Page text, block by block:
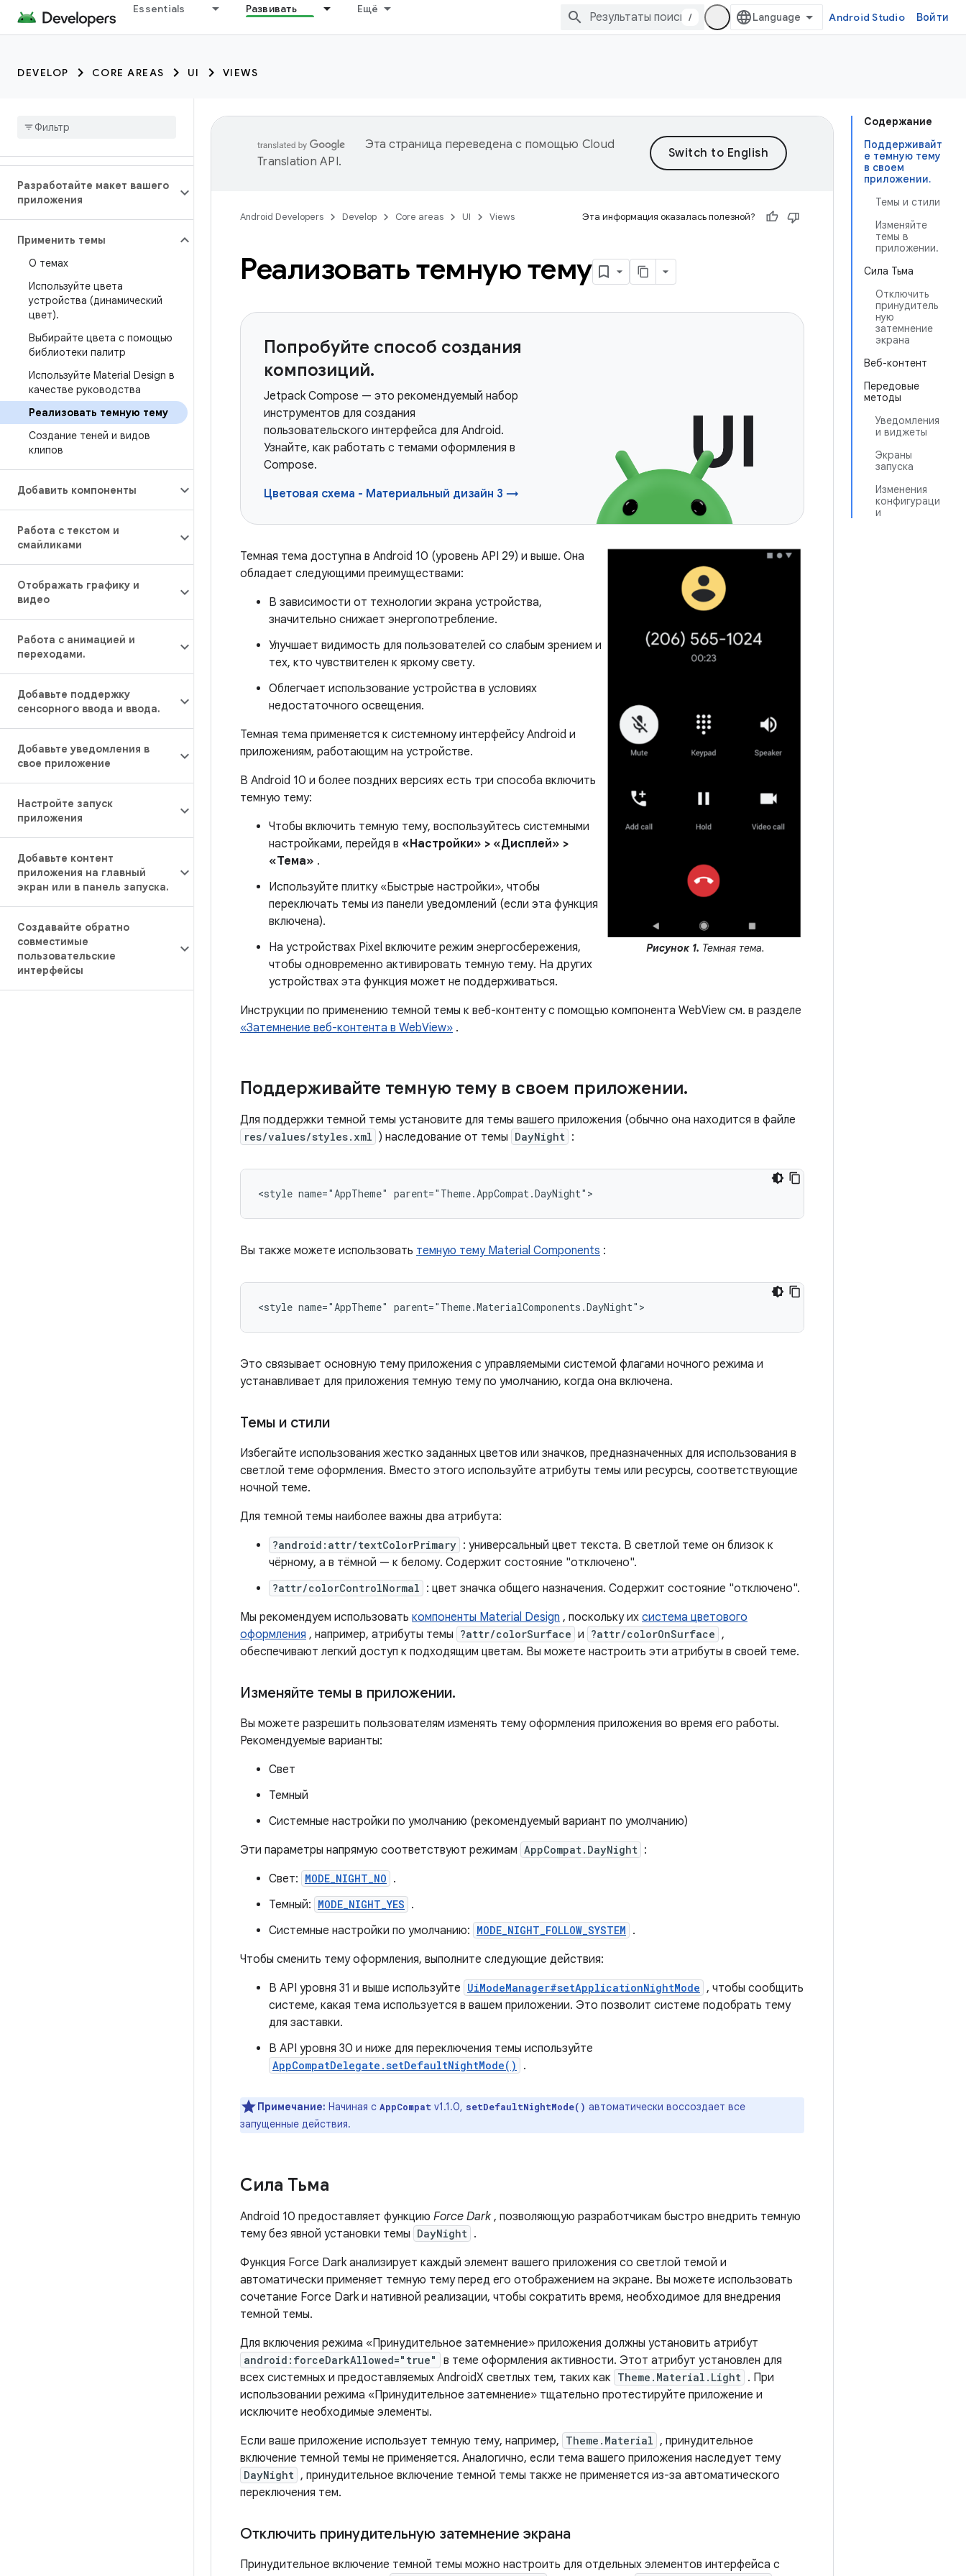
Essentials Развивать Ещё
/ Android Studio Войти
DEVELOP CORE AREAS UI VIEWS
Разработайте макет вашего
приложения
Применить темы
О темах
Используйте цвета
устройства (динамический
цвет).
Выбирайте цвета с помощью
библиотеки палитр
Используйте Material Design в
качестве руководства
Реализовать темную тему
Создание теней и видов
клипов
Добавить компоненты
Работа с текстом и
смайликами
Отображать графику и
видео
Работа с анимацией и
переходами.
Добавьте поддержку
сенсорного ввода и ввода.
Добавьте уведомления в
свое приложение
Настройте запуск
приложения
Добавьте контент
приложения на главный
экран или в панель запуска.
Создавайте обратно
совместимые
пользовательские
интерфейсы
Содержание
Поддерживайт
е темную тему
в своем
приложении.
Темы и стили
Изменяйте
темы в
приложении.
Сила Тьма
Отключить
принудитель
ную
затемнение
экрана
Веб-контент
Передовые
методы
Уведомления
и виджеты
Экраны
запуска
Изменения
конфигураци
и
Эта страница переведена с помощью Cloud
Translation API.
Android Developers Develop Core areas UI Views Эта информация оказалась полезной?
Реализовать темную тему
Попробуйте способ создания
композиций.
Jetpack Compose — это рекомендуемый набор
инструментов для создания
пользовательского интерфейса для Android.
Узнайте, как работать с темами оформления в
Compose.
Цветовая схема - Материальный дизайн 3 →
Рисунок 1. Темная тема.
Темная тема доступна в Android 10 (уровень API 29) и выше. Она
обладает следующими преимуществами:
В зависимости от технологии экрана устройства,
значительно снижает энергопотребление.
Улучшает видимость для пользователей со слабым зрением и
тех, кто чувствителен к яркому свету.
Облегчает использование устройства в условиях
недостаточного освещения.
Темная тема применяется к системному интерфейсу Android и
приложениям, работающим на устройстве.
В Android 10 и более поздних версиях есть три способа включить
темную тему:
Чтобы включить темную тему, воспользуйтесь системными
настройками, перейдя в «Настройки» > «Дисплей» >
«Тема» .
Используйте плитку «Быстрые настройки», чтобы
переключать темы из панели уведомлений (если эта функция
включена).
На устройствах Pixel включите режим энергосбережения,
чтобы одновременно активировать темную тему. На других
устройствах эта функция может не поддерживаться.
Инструкции по применению темной темы к веб-контенту с помощью компонента WebView см. в разделе
«Затемнение веб-контента в WebView» .
Поддерживайте темную тему в своем приложении.
Для поддержки темной темы установите для темы вашего приложения (обычно она находится в файле
res/values/styles.xml ) наследование от темы DayNight :
Вы также можете использовать темную тему Material Components :
Это связывает основную тему приложения с управляемыми системой флагами ночного режима и
устанавливает для приложения темную тему по умолчанию, когда она включена.
Темы и стили
Избегайте использования жестко заданных цветов или значков, предназначенных для использования в
светлой теме оформления. Вместо этого используйте атрибуты темы или ресурсы, соответствующие
ночной теме.
Для темной темы наиболее важны два атрибута:
?android:attr/textColorPrimary : универсальный цвет текста. В светлой теме он близок к
чёрному, а в тёмной — к белому. Содержит состояние "отключено".
?attr/colorControlNormal : цвет значка общего назначения. Содержит состояние "отключено".
Мы рекомендуем использовать компоненты Material Design , поскольку их система цветового
оформления , например, атрибуты темы ?attr/colorSurface и ?attr/colorOnSurface ,
обеспечивают легкий доступ к подходящим цветам. Вы можете настроить эти атрибуты в своей теме.
Изменяйте темы в приложении.
Вы можете разрешить пользователям изменять тему оформления приложения во время его работы.
Рекомендуемые варианты:
Свет
Темный
Системные настройки по умолчанию (рекомендуемый вариант по умолчанию)
Эти параметры напрямую соответствуют режимам AppCompat.DayNight :
Свет: MODE_NIGHT_NO .
Темный: MODE_NIGHT_YES .
Системные настройки по умолчанию: MODE_NIGHT_FOLLOW_SYSTEM .
Чтобы сменить тему оформления, выполните следующие действия:
В API уровня 31 и выше используйте UiModeManager#setApplicationNightMode , чтобы сообщить
системе, какая тема используется в вашем приложении. Это позволит системе подобрать тему
для заставки.
В API уровня 30 и ниже для переключения темы используйте
AppCompatDelegate.setDefaultNightMode() .
Примечание: Начиная с AppCompat v1.1.0, setDefaultNightMode() автоматически воссоздает все
запущенные действия.
Сила Тьма
Android 10 предоставляет функцию Force Dark, позволяющую разработчикам быстро внедрить темную
тему без явной установки темы DayNight .
Функция Force Dark анализирует каждый элемент вашего приложения со светлой темой и
автоматически применяет темную тему перед его отображением на экране. Вы можете использовать
сочетание Force Dark и нативной реализации, чтобы сократить время, необходимое для внедрения
темной темы.
Для включения режима «Принудительное затемнение» приложения должны установить атрибут
android:forceDarkAllowed="true"
в теме оформления активности. Этот атрибут установлен для
всех системных и предоставляемых AndroidX светлых тем, таких как Theme.Material.Light . При
использовании режима «Принудительное затемнение» тщательно протестируйте приложение и
исключите необходимые элементы.
Если ваше приложение использует темную тему, например, Theme.Material , принудительное
включение темной темы не применяется. Аналогично, если тема вашего приложения наследует тему
DayNight , принудительное включение темной темы также не применяется из-за автоматического
переключения тем.
Отключить принудительную затемнение экрана
Принудительное включение темной темы можно настроить для отдельных элементов интерфейса с